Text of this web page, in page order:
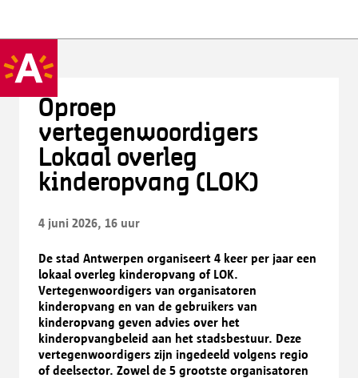
Oproep
vertegenwoordigers
Lokaal overleg
kinderopvang (LOK)
4 juni 2026, 16 uur
De stad Antwerpen organiseert 4 keer per jaar een
lokaal overleg kinderopvang of LOK.
Vertegenwoordigers van organisatoren
kinderopvang en van de gebruikers van
kinderopvang geven advies over het
kinderopvangbeleid aan het stadsbestuur. Deze
vertegenwoordigers zijn ingedeeld volgens regio
of deelsector. Zowel de 5 grootste organisatoren